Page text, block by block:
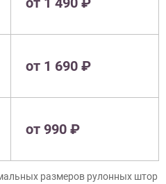
от 1 690 ₽
от 990 ₽
размеров рулонных штор